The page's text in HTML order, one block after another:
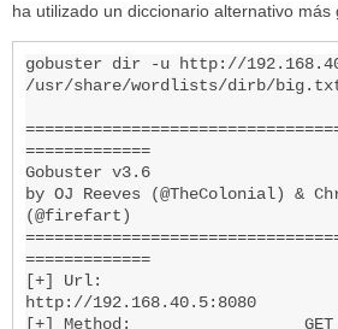
ha utilizado un diccionario alternativo más
gobuster dir -u http://
/usr/share/wordlists/dirb/
=============
Gobuster v3.6
by OJ Reeves (@TheColonial) &
(@firefart)
=============
[+] Url:
http://192.168.40.5:8080
[+] Method:                  GET